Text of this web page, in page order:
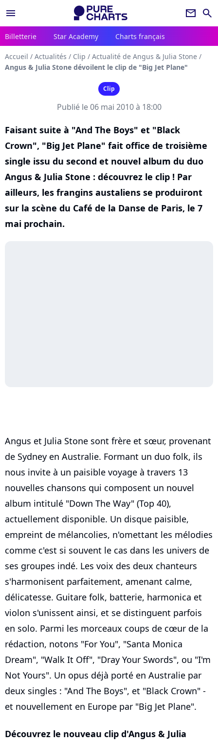
menu newsletter search
Billetterie Star Academy Charts français
Accueil / Actualités / Clip / Actualité de Angus & Julia Stone /
Angus & Julia Stone dévoilent le clip de "Big Jet Plane"
Clip
Publié le 06 mai 2010 à 18:00
Faisant suite à "And The Boys" et "Black
Crown", "Big Jet Plane" fait office de troisième
single issu du second et nouvel album du duo
Angus & Julia Stone : découvrez le clip ! Par
ailleurs, les frangins austaliens se produiront
sur la scène du Café de la Danse de Paris, le 7
mai prochain.
Angus et Julia Stone sont frère et sœur, provenant
de Sydney en Australie. Formant un duo folk, ils
nous invite à un paisible voyage à travers 13
nouvelles chansons qui composent un nouvel
album intitulé "Down The Way" (Top 40),
actuellement disponible. Un disque paisible,
empreint de mélancolies, n'omettant les mélodies
comme c'est si souvent le cas dans les univers de
ses groupes indé. Les voix des deux chanteurs
s'harmonisent parfaitement, amenant calme,
délicatesse. Guitare folk, batterie, harmonica et
violon s'unissent ainsi, et se distinguent parfois
en solo. Parmi les morceaux coups de cœur de la
rédaction, notons "For You", "Santa Monica
Dream", "Walk It Off", "Dray Your Swords", ou "I'm
Not Yours". Un opus déjà porté en Australie par
deux singles : "And The Boys", et "Black Crown" -
et nouvellement en Europe par "Big Jet Plane".
Découvrez le nouveau clip d'Angus & Julia